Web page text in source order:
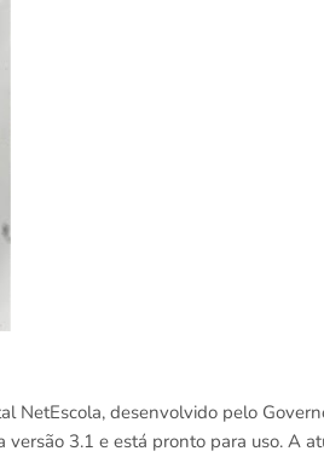
NetEscola, desenvolvido pelo
versão 3.1 e está pronto para uso. A